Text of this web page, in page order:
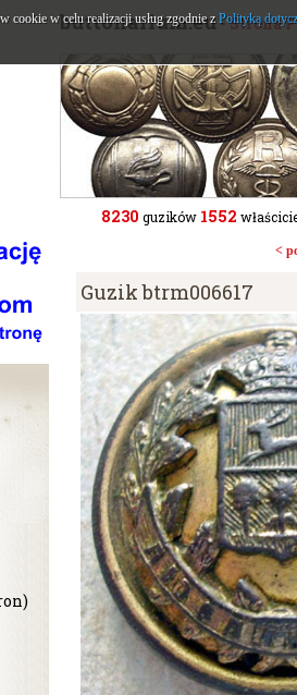
buttonarium.eu- Strona
8230 guzików 1552
<
Guzik btrm006617
cookie w celu realizacji usług zgodnie z Polityką